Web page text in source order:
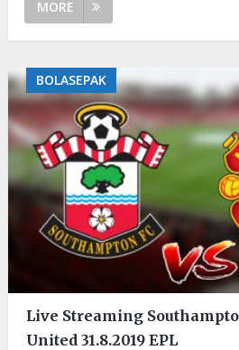
MORE
BOLASEPAK
Live Streaming
United 31.8.2019 EPL